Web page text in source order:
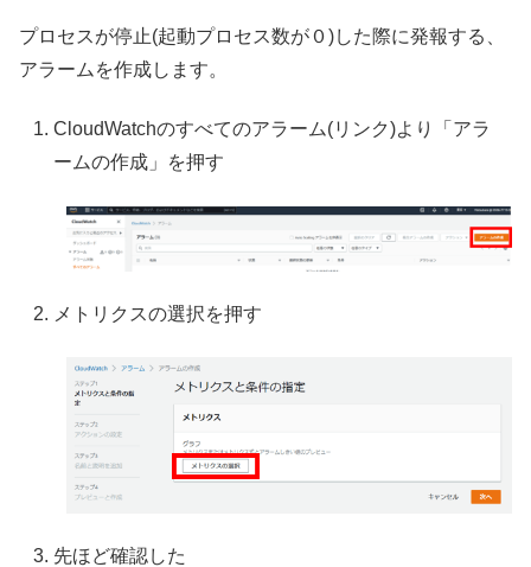
プロセスが停止(起動プロセス数が０)した際に発報する、
アラームを作成します。
CloudWatchのすべてのアラーム(リンク)より「アラ
ームの作成」を押す
メトリクスの選択を押す
先ほど確認した